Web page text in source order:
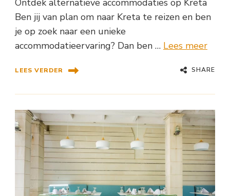
Ben jij van plan om naar Kreta te reizen en ben
je op zoek naar een unieke
accommodatieervaring? Dan ben … Lees meer
LEES VERDER SHARE